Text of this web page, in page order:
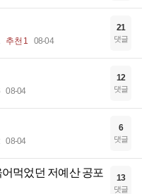
추천 1 08-04
21
댓글
08-04
12
댓글
08-04
6
댓글
먹었던 저예산 공포
13
댓글